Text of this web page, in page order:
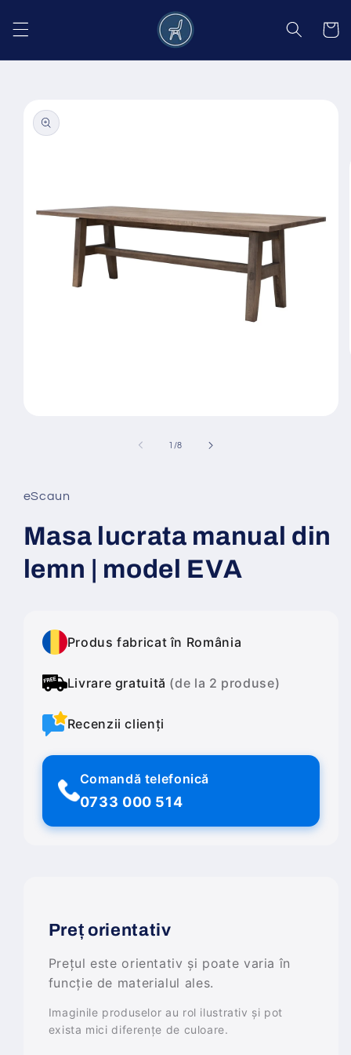
conținut
Coș
informațiile
despre
produs
fereastră
modală
1 /din
8
eScaun
Masa lucrata manual din
lemn | model EVA
Produs fabricat în România
Livrare gratuită (de la 2 produse)
Recenzii clienți
Comandă telefonică
0733 000 514
Preț orientativ
Prețul este orientativ și poate varia în
funcție de materialul ales.
Imaginile produselor au rol ilustrativ și pot
exista mici diferențe de culoare.